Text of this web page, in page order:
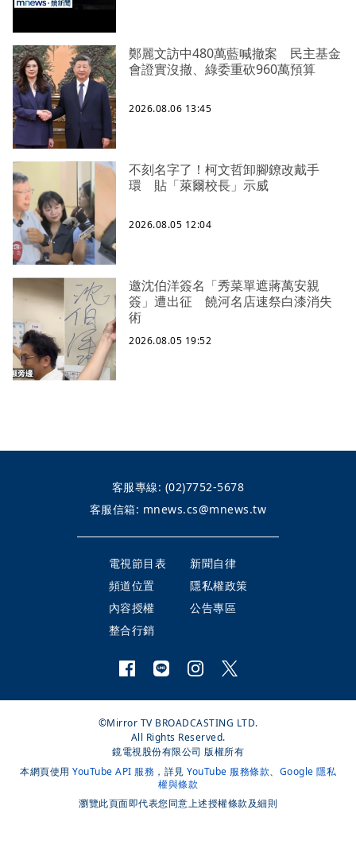
鄭麗文訪中480萬藍喊撤案 民主基金
會證實沒撤、綠委重砍960萬預算
2026.08.06 13:45
不刻名字了！柯文哲卸腳鐐改戴手
環 貼「萊爾校長」示威
2026.08.05 12:04
邀沈伯洋簽名「秀菜單遮蔣萬安親
簽」遭出征 饒河名店速祭白漆消失
術
2026.08.05 19:52
客服專線: (02)7752-5678
客服信箱: mnews.cs@mnews.tw
電視節目表
新聞自律
頻道位置
隱私權政策
內容授權
公告專區
整合行銷
©Mirror TV BROADCASTING LTD.
All Rights Reserved.
鏡電視股份有限公司 版權所有
本網頁使用 YouTube API 服務 ，詳見 YouTube 服務條款、 Google 隱私
權與條款
瀏覽此頁面即代表您同意上述授權條款及細則